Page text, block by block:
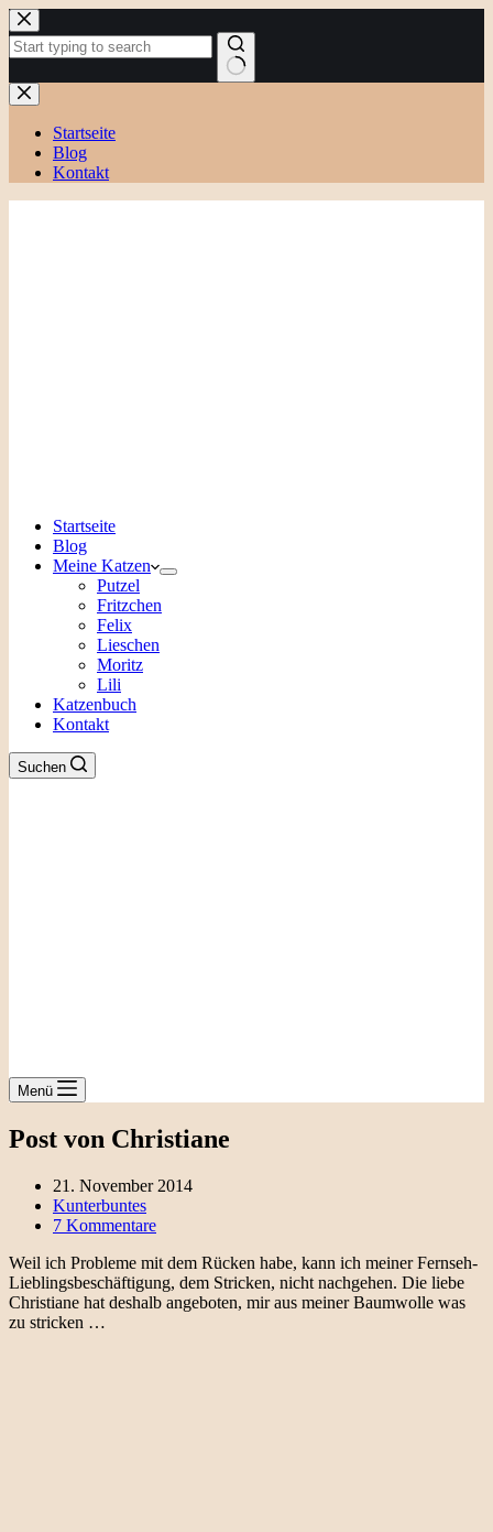
Zum
Inhalt
springen
Keine
Ergebnisse
Startseite
Blog
Kontakt
Startseite
Blog
Meine Katzen
Putzel
Fritzchen
Felix
Lieschen
Moritz
Lili
Katzenbuch
Kontakt
Suchen
Menü
Post von Christiane
21. November 2014
Kunterbuntes
7 Kommentare
Weil ich Probleme mit dem Rücken habe, kann ich meiner Fernseh-
Lieblingsbeschäftigung, dem Stricken, nicht nachgehen. Die liebe
Christiane hat deshalb angeboten, mir aus meiner Baumwolle was
zu stricken …